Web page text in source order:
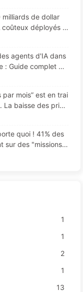
L'IA170
milliards de dollar
coûteux déployés p
aux moment
de 90 % ? — Appre
agents d'IA dans
: Guide complet po
166
par mois” est en trai
La baisse des prix
vraie dépense en I
quoi ! 41% des
sur des "missions r
provoque da
1
1
2
1
13